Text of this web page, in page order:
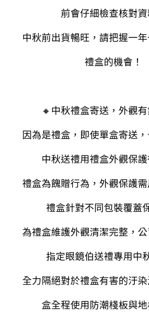
前會仔細檢查核對資
中秋前出貨暢旺，請把握一
禮盒的機會！
🔸中秋禮盒寄送，外觀有
因為是禮盒，即使單盒寄送，
中秋送禮用禮盒外觀保護
禮盒為餽贈行為，外觀保護
禮盒針對不同包裝覆蓋
為禮盒維護外觀清潔完整，
指定眼鏡伯送禮專用中
全力隔絕對於禮盒有害的汙染
盒全程使用防潮棧板與地